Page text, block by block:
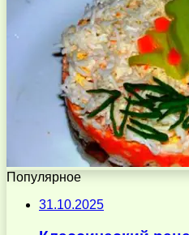
Популярное
31.10.2025